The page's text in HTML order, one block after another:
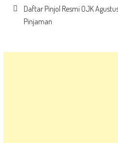
Daftar Pinjol Resmi OJK
Pinjaman